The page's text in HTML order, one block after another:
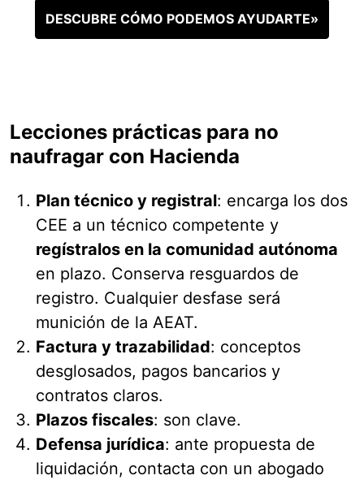
DESCUBRE CÓMO PODEMOS AYUDARTE»
Lecciones prácticas para no
naufragar con Hacienda
Plan técnico y registral: encarga los dos
CEE a un técnico competente y
regístralos en la comunidad autónoma
en plazo. Conserva resguardos de
registro. Cualquier desfase será
munición de la AEAT.
Factura y trazabilidad: conceptos
desglosados, pagos bancarios y
contratos claros.
Plazos fiscales: son clave.
Defensa jurídica: ante propuesta de
liquidación, contacta con un abogado